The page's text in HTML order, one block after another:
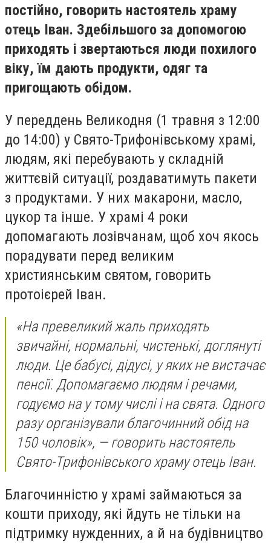
постійно, говорить настоятель храму
отець Іван. Здебільшого за допомогою
приходять і звертаються люди похилого
віку, їм дають продукти, одяг та
пригощають обідом.
У переддень Великодня (1 травня з 12:00
до 14:00) у Свято-Трифонівському храмі,
людям, які перебувають у складній
життєвій ситуації, роздаватимуть пакети
з продуктами. У них макарони, масло,
цукор та інше. У храмі 4 роки
допомагають лозівчанам, щоб хоч якось
порадувати перед великим
християнським святом, говорить
протоієрей Іван.
«На превеликий жаль приходять
звичайні, нормальні, чистенькі, доглянуті
люди. Це бабусі, дідусі, у яких не вистачає
пенсії. Допомагаємо людям і речами,
годуємо на у тому числі і на свята. Одного
разу організували благочинний обід на
150 чоловік», — говорить настоятель
Свято-Трифонівського храму отець Іван.
Благочинністю у храмі займаються за
кошти приходу, які йдуть не тільки на
підтримку нужденних, а й на будівництво